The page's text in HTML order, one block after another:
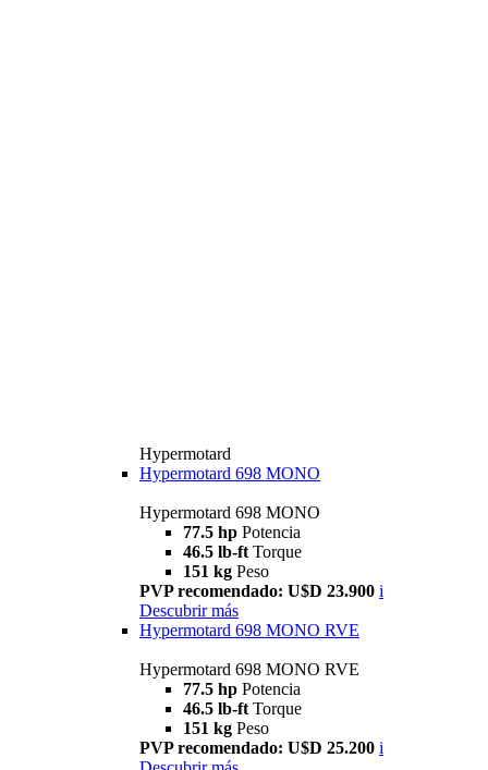
Hypermotard
Hypermotard 698 MONO
Hypermotard 698 MONO
77.5 hp Potencia
46.5 lb-ft Torque
151 kg Peso
PVP recomendado: U$D 23.900 i
Descubrir más
Hypermotard 698 MONO RVE
Hypermotard 698 MONO RVE
77.5 hp Potencia
46.5 lb-ft Torque
151 kg Peso
PVP recomendado: U$D 25.200 i